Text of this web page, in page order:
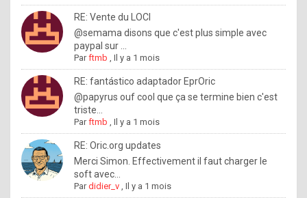
a
n
t
o
n
o
w
h
RE: Vente du LOCI
@semama disons que c'est plus simple avec
paypal sur ...
Parftmb ,Il y a 1 mois
RE: fantástico adaptador EprOric
@papyrus ouf cool que ça se termine bien c'est
triste...
Parftmb ,Il y a 1 mois
RE: Oric.org updates
Merci Simon. Effectivement il faut charger le
soft avec...
Pardidier_v ,Il y a 1 mois